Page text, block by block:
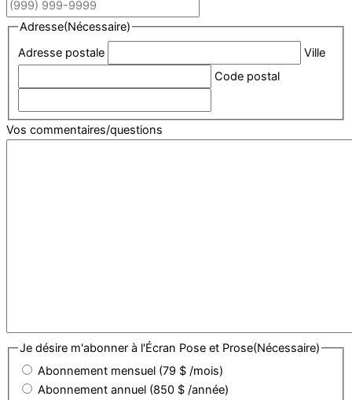
Adresse(Nécessaire)
Adresse postale
Ville
Code postal
Vos commentaires/questions
Je désire m'abonner à l'Écran Pose et Prose(Nécessaire)
Abonnement mensuel (79 $ /mois)
Abonnement annuel (850 $ /année)